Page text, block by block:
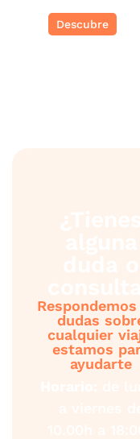
Descubre
dudas
cualquier
estamos
ayudarte